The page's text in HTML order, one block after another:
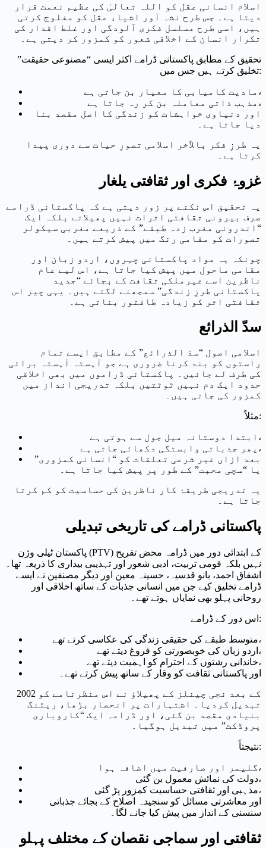
اسلام انسانی عقل کو اللہ تعالیٰ کی عظیم نعمت قرار
دیتا ہے۔ جس طرح نشہ آور اشیاء عقل کو مفلوج کرتی
ہیں، اسی طرح مسلسل فکری آلودگی اور غلط اقدار کی
تکرار انسان کے اخلاقی شعور کو کمزور کر دیتی ہے۔
تحقیق کے مطابق پاکستانی ڈرامے اکثر ایسی “مصنوعی حقیقت”
تخلیق کرتے ہیں جس میں:
مادیت کامیابی کا معیار بن جاتی ہے،
مذہب ذاتی معاملہ بن کر رہ جاتا ہے،
اور دنیاوی خواہشات کو زندگی کا اصل مقصد بنا
دیا جاتا ہے۔
یہ طرزِ فکر بالآخر اسلامی تصورِ حیات سے دوری پیدا
کرتا ہے۔
غزوۂ فکری اور ثقافتی یلغار
یہ تحقیق اس نکتے پر زور دیتی ہے کہ پاکستانی ڈرامے
صرف بیرونی ثقافتی اثرات نہیں پھیلاتے بلکہ ایک
“اندرونی مغرب زدہ طبقے” کے ذریعے مغربی سیکولر
تصورات کو مقامی رنگ میں پیش کرتے ہیں۔
چونکہ یہ مواد پاکستانی چہروں، اردو زبان اور
مقامی ماحول میں پیش کیا جاتا ہے، اس لیے عام
ناظرین اسے غیرملکی ثقافت کے بجائے “جدید
پاکستانی طرزِ زندگی” سمجھنے لگتے ہیں۔ یہی چیز اس
ثقافتی اثر کو زیادہ طاقتور بناتی ہے۔
سدّ الذرائع
اسلامی اصول “سدّ الذرائع” کے مطابق ایسے تمام
راستوں کو بند کرنا ضروری ہے جو آہستہ آہستہ برائی
کی طرف لے جائیں۔ پاکستانی ڈراموں میں بھی اخلاقی
حدود ایک دم نہیں ٹوٹتیں بلکہ تدریجی انداز میں
کمزور کی جاتی ہیں۔
مثلاً:
ابتدا دوستانہ میل جول سے ہوتی ہے،
پھر جذباتی وابستگی دکھائی جاتی ہے،
بعد ازاں غیر شرعی تعلقات کو “انسانی کمزوری”
یا “سچی محبت” کے طور پر پیش کیا جاتا ہے۔
یہ تدریجی طریقۂ کار ناظرین کی حساسیت کو کم کرتا
جاتا ہے۔
پاکستانی ڈرامے کی تاریخی تبدیلی
پاکستان ٹیلی وژن (PTV) کے ابتدائی دور میں ڈرامہ محض تفریح
نہیں بلکہ قومی تربیت، ادبی شعور اور تہذیبی بیداری کا ذریعہ تھا۔
اشفاق احمد، بانو قدسیہ، حسینہ معین اور دیگر مصنفین نے ایسے
ڈرامے تخلیق کیے جن میں انسانی جذبات کے ساتھ اخلاقی اور
روحانی پہلو بھی نمایاں ہوتے تھے۔
اس دور کے ڈرامے:
متوسط طبقے کی حقیقی زندگی کی عکاسی کرتے تھے،
اردو زبان کی خوبصورتی کو فروغ دیتے تھے،
خاندانی رشتوں کے احترام کو اہمیت دیتے تھے،
اور پاکستانی ثقافت کو وقار کے ساتھ پیش کرتے تھے۔
2002 کے بعد نجی چینلز کے پھیلاؤ نے اس منظرنامے کو
تبدیل کردیا۔ اشتہارات پر انحصار بڑھا، ریٹنگ
بنیادی مقصد بن گئی، اور ڈرامہ ایک “کاروباری
پروڈکٹ” میں تبدیل ہوگیا۔
نتیجتاً:
گلیمر اور صارفیت میں اضافہ ہوا،
دولت کی نمائش معمول بن گئی،
مذہبی اور ثقافتی حساسیت کمزور پڑ گئی،
اور معاشرتی مسائل کو سنجیدہ اصلاح کے بجائے جذباتی
سنسنی کے انداز میں پیش کیا جانے لگا۔
ثقافتی اور سماجی نقصان کے مختلف پہلو